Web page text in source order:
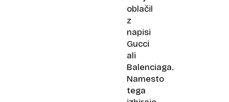
oblačil
z
napisi
Gucci
ali
Balenciaga.
Namesto
tega